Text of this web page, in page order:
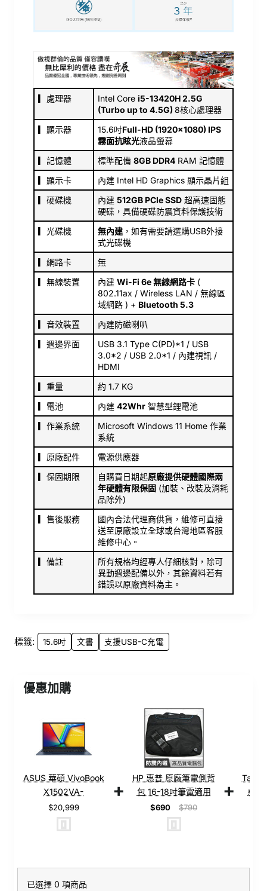
▎處理器 Intel Core i5-13420H 2.5G
(Turbo up to 4.5G) 8核心處理器
▎顯示器
15.6吋Full-HD (1920x1080) IPS
霧面抗眩光液晶螢幕
▎記憶體
標準配備 8GB DDR4 RAM 記憶體
▎顯示卡
內建 Intel HD Graphics 顯示晶片組
▎硬碟機
內建 512GB PCIe SSD 超高速固態
硬碟，具備硬碟防震資料保護技術
▎光碟機
無內建 ，如有需要請選購USB外接
式光碟機
▎網路卡
無
▎無線裝置
內建 Wi-Fi 6e 無線網路卡 (
802.11ax / Wireless LAN / 無線區
域網路 ) + Bluetooth 5.3
▎音效裝置
內建防磁喇叭
▎週邊界面
USB 3.1 Type C(PD)*1 / USB
3.0*2 / USB 2.0*1 / 內建視訊 /
HDMI
▎重量
約 1.7 KG
▎電池
內建 42Whr 智慧型鋰電池
▎作業系統
Microsoft Windows 11 Home 作業
系統
▎原廠配件
電源供應器
▎保固期限
自購買日期起原廠提供硬體國際兩
年硬體有限保固 (加裝、改裝及消耗
品除外)
▎售後服務
國內合法代理商供貨，維修可直接
送至原廠設立全球或台灣地區客服
維修中心。
▎備註
所有規格均經專人仔細核對，除可
異動週邊配備以外，其餘資料若有
錯誤以原廠資料為主。
標籤: 15.6吋 文書 支援USB-C充電
優惠加購
ASUS 華碩 VivoBook
X1502VA-
0181B13420H 午夜藍
【i5-13420H/8G
RAM/512G SSD】15.6
$20,999
+
HP 惠普 原廠筆電側背
包 16-18吋筆電適用
【側背包/筆電
包/Buy3c奇展】
$690 $790
+
款
已選擇 0 項商品